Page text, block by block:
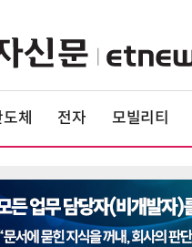
체 전자 모빌리티